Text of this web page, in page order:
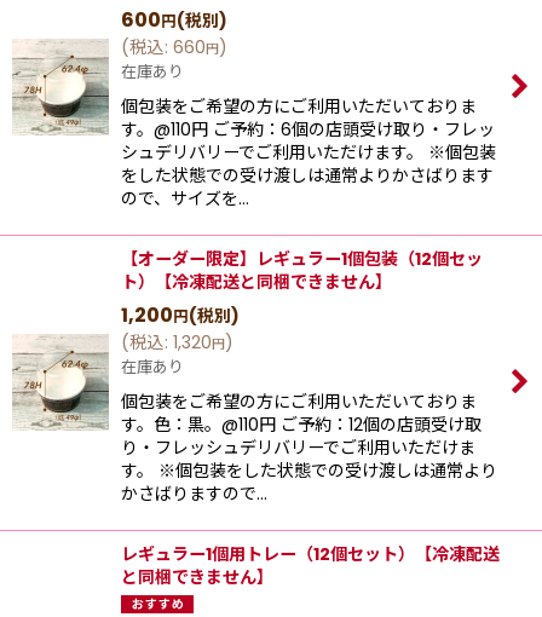
600円(税別)
(税込: 660円)
在庫あり
個包装をご希望の方にご利用いただいておりま
す。@110円 ご予約：6個の店頭受け取り・フレッ
シュデリバリーでご利用いただけます。 ※個包装
をした状態での受け渡しは通常よりかさばります
ので、サイズを…
【オーダー限定】レギュラー1個包装（12個セッ
ト）【冷凍配送と同梱できません】
1,200円(税別)
(税込: 1,320円)
在庫あり
個包装をご希望の方にご利用いただいておりま
す。色：黒。@110円 ご予約：12個の店頭受け取
り・フレッシュデリバリーでご利用いただけま
す。 ※個包装をした状態での受け渡しは通常より
かさばりますので…
レギュラー1個用トレー（12個セット）【冷凍配送
と同梱できません】